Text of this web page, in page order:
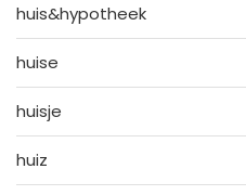
huis&hypotheek
huise
huisje
huiz